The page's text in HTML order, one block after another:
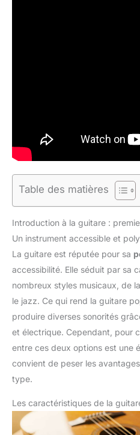
Table des matières
Introduction à la guitare :
Un instrument accessible et
La guitare est réputée pour sa
accessibilité. Elle séduit par sa
nombreux styles musicaux, de la
le jazz. Ce qui rend la guitare
produire diverses sonorités
et électrique. Cependant, pour
entre ces deux options est une
convient de peser les
type.
Les caractéristiques de la